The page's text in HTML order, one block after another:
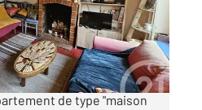
€
vous propose, à
de type "maison